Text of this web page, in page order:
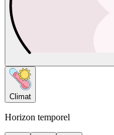
Climat
Horizon temporel